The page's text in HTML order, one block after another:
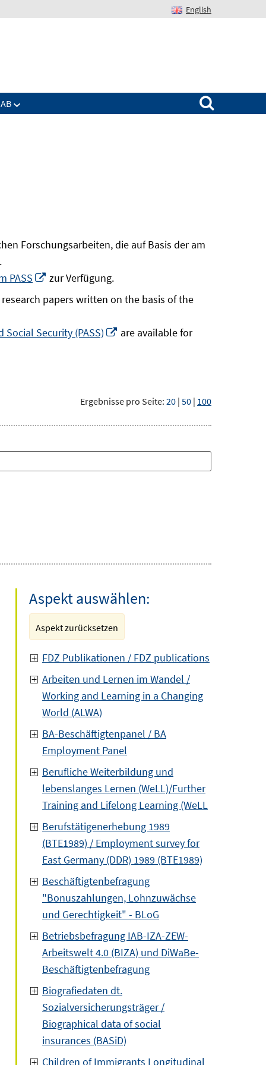
English
Suchen nach:
Forschungsarbeiten, die auf Basis der am
.
PASS
In
öffnen
zur Verfügung.
papers written on the basis of the
Security (PASS)
In
are available for
Ergebnisse pro Seite: 20 | 50 | 100
Aspekt auswählen:
Aspekt zurücksetzen
FDZ Publikationen / FDZ publications
Arbeiten und Lernen im Wandel /
Working and Learning in a Changing
World (ALWA)
BA-Beschäftigtenpanel / BA
Employment Panel
Berufliche Weiterbildung und
lebenslanges Lernen (WeLL)/Further
Training and Lifelong Learning (WeLL
Berufstätigenerhebung 1989
(BTE1989) / Employment survey for
East Germany (DDR) 1989 (BTE1989)
Beschäftigtenbefragung
"Bonuszahlungen, Lohnzuwächse
und Gerechtigkeit" - BLoG
Betriebsbefragung IAB-IZA-ZEW-
Arbeitswelt 4.0 (BIZA) und DiWaBe-
Beschäftigtenbefragung
Biografiedaten dt.
Sozialversicherungsträger /
Biographical data of social
insurances (BASiD)
Children of Immigrants Longitudinal